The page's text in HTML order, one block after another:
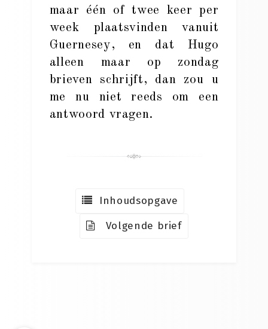
maar één of twee keer per
week plaatsvinden vanuit
Guernesey, en dat Hugo
alleen maar op zondag
brieven schrijft, dan zou u
me nu niet reeds om een
antwoord vragen.
Inhoudsopgave
Volgende brief